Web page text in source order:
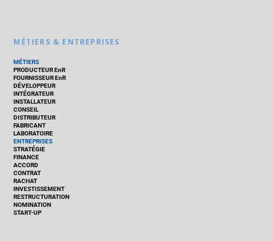
MÉTIERS & ENTREPRISES
MÉTIERS
PRODUCTEUR EnR
FOURNISSEUR EnR
DÉVELOPPEUR
INTÉGRATEUR
INSTALLATEUR
CONSEIL
DISTRIBUTEUR
FABRICANT
LABORATOIRE
ENTREPRISES
STRATÉGIE
FINANCE
ACCORD
CONTRAT
RACHAT
INVESTISSEMENT
RESTRUCTURATION
NOMINATION
START-UP